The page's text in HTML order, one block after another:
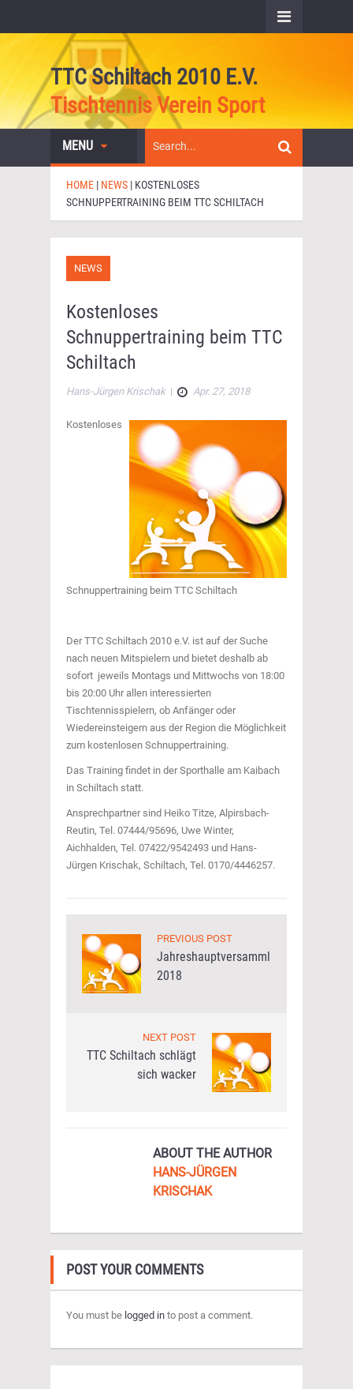
TTC Schiltach 2010 E.V.
Tischtennis Verein Sport
MENU
HOME | NEWS | KOSTENLOSES
SCHNUPPERTRAINING BEIM TTC SCHILTACH
NEWS
Kostenloses
Schnuppertraining beim TTC
Schiltach
Hans-Jürgen Krischak| Apr. 27, 2018
Kostenloses
Schnuppertraining beim TTC Schiltach
Der TTC Schiltach 2010 e.V. ist auf der Suche
nach neuen Mitspielern und bietet deshalb ab
sofort jeweils Montags und Mittwochs von 18:00
bis 20:00 Uhr allen interessierten
Tischtennisspielern, ob Anfänger oder
Wiedereinsteigern aus der Region die Möglichkeit
zum kostenlosen Schnuppertraining.
Das Training findet in der Sporthalle am Kaibach
in Schiltach statt.
Ansprechpartner sind Heiko Titze, Alpirsbach-
Reutin, Tel. 07444/95696, Uwe Winter,
Aichhalden, Tel. 07422/9542493 und Hans-
Jürgen Krischak, Schiltach, Tel. 0170/4446257.
PREVIOUS POST
Jahreshauptversammlung
2018
NEXT POST
TTC Schiltach schlägt
sich wacker
ABOUT THE AUTHOR
HANS-JÜRGEN
KRISCHAK
POST YOUR COMMENTS
You must be logged in to post a comment.